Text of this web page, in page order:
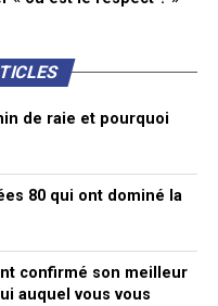
de raie et pourquoi
80 qui ont dominé la
confirmé son meilleur
auquel vous vous